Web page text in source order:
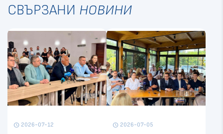
СВЪРЗАНИ НОВИНИ
schedule 2026-07-12 schedule 2026-07-05